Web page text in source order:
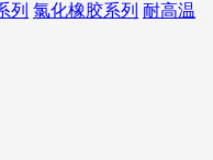
列 氯化橡胶系列 耐高温